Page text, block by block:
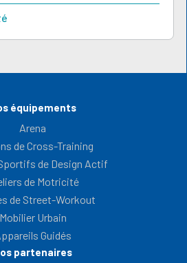
équipements
Arena
de Cross-Training
de Design Actif
de Motricité
de Street-Workout
Mobilier Urbain
Guidés
partenaires